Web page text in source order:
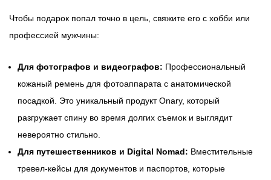
Чтобы подарок попал точно в цель, свяжите его с хобби или
профессией мужчины:
Для фотографов и видеографов: Профессиональный
кожаный ремень для фотоаппарата с анатомической
посадкой. Это уникальный продукт Onary, который
разгружает спину во время долгих съемок и выглядит
невероятно стильно.
Для путешественников и Digital Nomad: Вместительные
тревел-кейсы для документов и паспортов, которые